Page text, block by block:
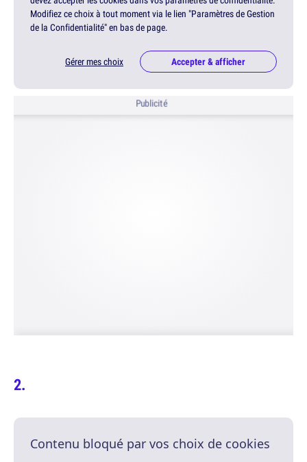
Modifiez ce choix à tout moment via le lien "Paramètres de Gestion
de la Confidentialité" en bas de page.
Gérer mes choix Accepter & afficher
Publicité
Contenu bloqué par vos choix de cookies